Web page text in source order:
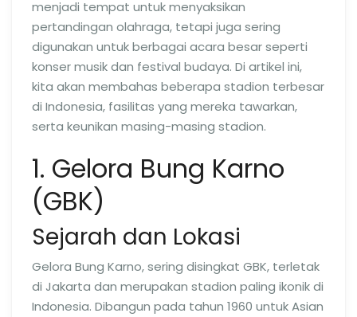
menjadi tempat untuk menyaksikan
pertandingan olahraga, tetapi juga sering
digunakan untuk berbagai acara besar seperti
konser musik dan festival budaya. Di artikel ini,
kita akan membahas beberapa stadion terbesar
di Indonesia, fasilitas yang mereka tawarkan,
serta keunikan masing-masing stadion.
1. Gelora Bung Karno
(GBK)
Sejarah dan Lokasi
Gelora Bung Karno, sering disingkat GBK, terletak
di Jakarta dan merupakan stadion paling ikonik di
Indonesia. Dibangun pada tahun 1960 untuk Asian